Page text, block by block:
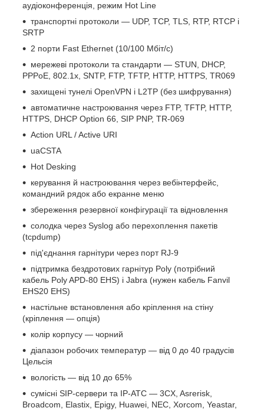
аудіоконференція, режим Hot Line
транспортні протоколи — UDP, TCP, TLS, RTP, RTCP і
SRTP
2 порти Fast Ethernet (10/100 Мбіт/с)
мережеві протоколи та стандарти — STUN, DHCP,
PPPoE, 802.1x, SNTP, FTP, TFTP, HTTP, HTTPS, TR069
захищені тунелі OpenVPN і L2TP (без шифрування)
автоматичне настроювання через FTP, TFTP, HTTP,
HTTPS, DHCP Option 66, SIP PNP, TR-069
Action URL / Active URI
uaCSTA
Hot Desking
керування й настроювання через вебінтерфейс,
командний рядок або екранне меню
збереження резервної конфігурації та відновлення
солодка через Syslog або перехоплення пакетів
(tcpdump)
під'єднання гарнітури через порт RJ-9
підтримка бездротових гарнітур Poly (потрібний
кабель Poly APD-80 EHS) і Jabra (нужен кабель Fanvil
EHS20 EHS)
настільне встановлення або кріплення на стіну
(кріплення — опція)
колір корпусу — чорний
діапазон робочих температур — від 0 до 40 градусів
Цельсія
вологість — від 10 до 65%
сумісні SIP-сервери та IP-АТС — 3CX, Asrerisk,
Broadcom, Elastix, Epigy, Huawei, NEC, Xorcom, Yeastar,